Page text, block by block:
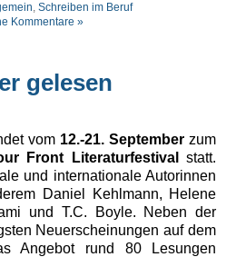
,Schreiben im Beruf
Kommentare »
gelesen
vom 12.-21. September zum
Front Literaturfestival
statt.
und internationale Autorinnen
Daniel Kehlmann, Helene
und T.C. Boyle. Neben der
Neuerscheinungen auf dem
Angebot rund 80 Lesungen